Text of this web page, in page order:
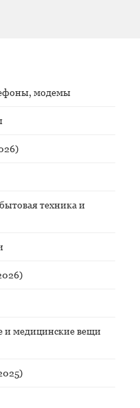
модемы
техника и
и медицинские вещи